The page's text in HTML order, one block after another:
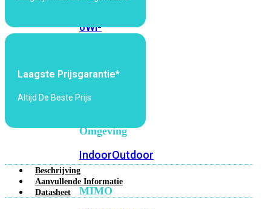
6Wi-
7
Wi-
Omgeving
IndoorOutdoor
MIMO
Laagste Prijsgarantie*
Altijd De Beste Prijs
Beschrijving
Aanvullende Informatie
Datasheet